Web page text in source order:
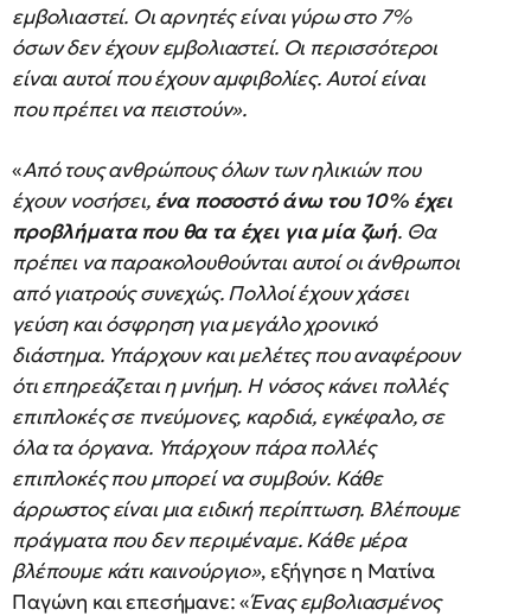
εμβολιαστεί. Οι αρνητές είναι γύρω στο 7%
όσων δεν έχουν εμβολιαστεί. Οι περισσότεροι
είναι αυτοί που έχουν αμφιβολίες. Αυτοί είναι
που πρέπει να πειστούν».
«Από τους ανθρώπους όλων των ηλικιών που
έχουν νοσήσει, ένα ποσοστό άνω του 10% έχει
προβλήματα που θα τα έχει για μία ζωή. Θα
πρέπει να παρακολουθούνται αυτοί οι άνθρωποι
από γιατρούς συνεχώς. Πολλοί έχουν χάσει
γεύση και όσφρηση για μεγάλο χρονικό
διάστημα. Υπάρχουν και μελέτες που αναφέρουν
ότι επηρεάζεται η μνήμη. Η νόσος κάνει πολλές
επιπλοκές σε πνεύμονες, καρδιά, εγκέφαλο, σε
όλα τα όργανα. Υπάρχουν πάρα πολλές
επιπλοκές που μπορεί να συμβούν. Κάθε
άρρωστος είναι μια ειδική περίπτωση. Βλέπουμε
πράγματα που δεν περιμέναμε. Κάθε μέρα
βλέπουμε κάτι καινούργιο», εξήγησε η Ματίνα
Παγώνη και επεσήμανε: «Ένας εμβολιασμένος